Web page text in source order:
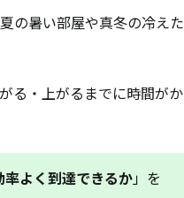
の暑い部屋や真冬の冷えた
る・上がるまでに時間がか
よく到達できるか」を